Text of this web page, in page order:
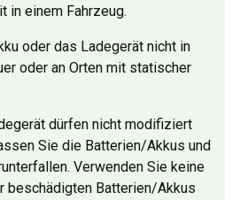
in einem Fahrzeug.
oder das Ladegerät nicht in
oder an Orten mit statischer
dürfen nicht modifiziert
Sie die Batterien/Akkus und
Verwenden Sie keine
beschädigten Batterien/Akkus